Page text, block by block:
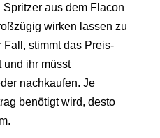
aus dem Flacon
wirken lassen zu
Fall, stimmt das Preis-
und ihr müsst
nachkaufen. Je
benötigt wird, desto